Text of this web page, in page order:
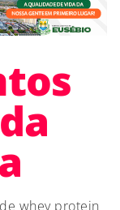
whey protein